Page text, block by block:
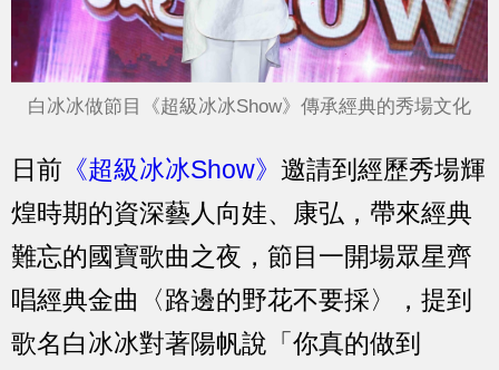
白冰冰做節目《超級冰冰Show》傳承經典的秀場文化
日前 《超級冰冰Show》 邀請到經歷秀場輝
煌時期的資深藝人向娃、康弘，帶來經典
難忘的國寶歌曲之夜，節目一開場眾星齊
唱經典金曲〈路邊的野花不要採〉，提到
歌名白冰冰對著陽帆說「你真的做到